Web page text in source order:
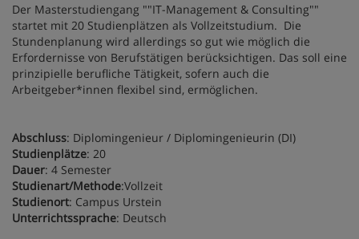
Der Masterstudiengang ""IT-Management & Consulting""
startet mit 20 Studienplätzen als Vollzeitstudium. Die
Stundenplanung wird allerdings so gut wie möglich die
Erfordernisse von Berufstätigen berücksichtigen. Das soll eine
prinzipielle berufliche Tätigkeit, sofern auch die
Arbeitgeber*innen flexibel sind, ermöglichen.
Abschluss: Diplomingenieur / Diplomingenieurin (DI)
Studienplätze: 20
Dauer: 4 Semester
Studienart/Methode:Vollzeit
Studienort: Campus Urstein
Unterrichtssprache: Deutsch